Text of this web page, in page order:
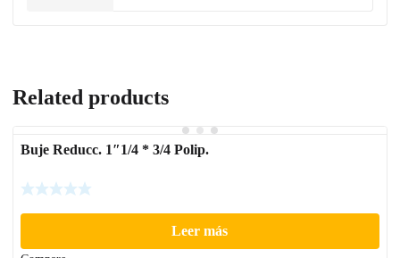
Related products
Buje Reducc. 1″1/4 * 3/4 Polip.
Leer más